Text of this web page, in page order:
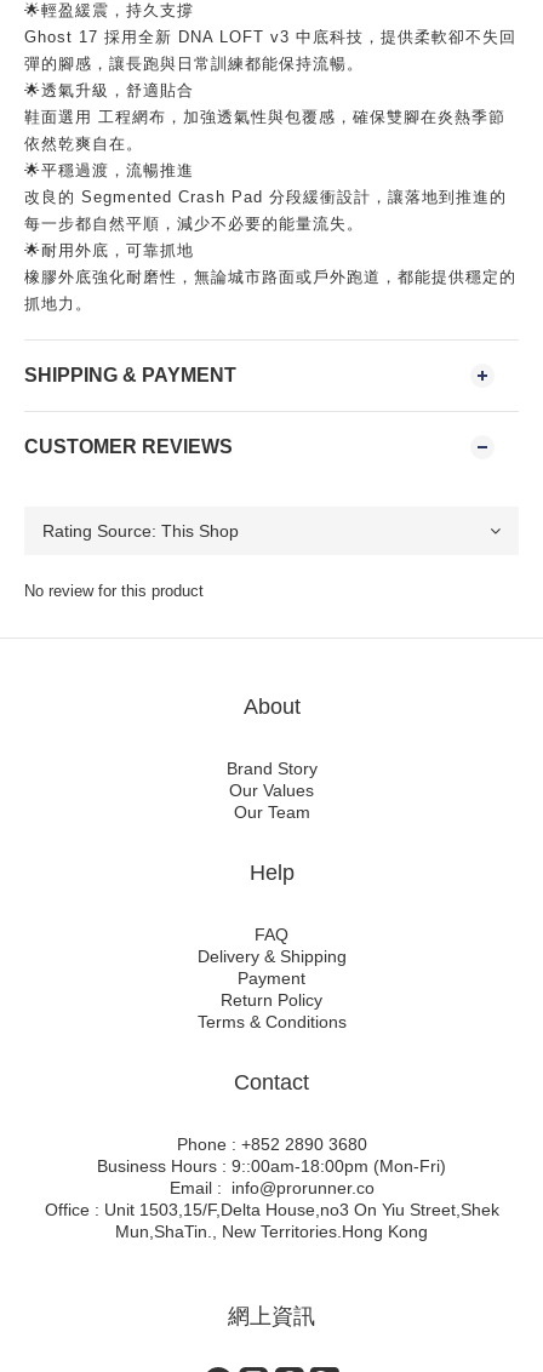
🌟輕盈緩震，持久支撐
Ghost 17 採用全新 DNA LOFT v3 中底科技，提供柔軟卻不失回
彈的腳感，讓長跑與日常訓練都能保持流暢。
🌟透氣升級，舒適貼合
鞋面選用 工程網布，加強透氣性與包覆感，確保雙腳在炎熱季節
依然乾爽自在。
🌟平穩過渡，流暢推進
改良的 Segmented Crash Pad 分段緩衝設計，讓落地到推進的
每一步都自然平順，減少不必要的能量流失。
🌟耐用外底，可靠抓地
橡膠外底強化耐磨性，無論城市路面或戶外跑道，都能提供穩定的
抓地力。
SHIPPING & PAYMENT
CUSTOMER REVIEWS
No review for this product
About
Brand Story
Our Values
Our Team
Help
FAQ
Delivery & Shipping
Payment
Return Policy
Terms & Conditions
Contact
Phone : +852 2890 3680
Business Hours : 9::00am-18:00pm (Mon-Fri)
Email : info@prorunner.co
Office : Unit 1503,15/F,Delta House,no3 On Yiu Street,Shek
Mun,ShaTin., New Territories.Hong Kong
網上資訊